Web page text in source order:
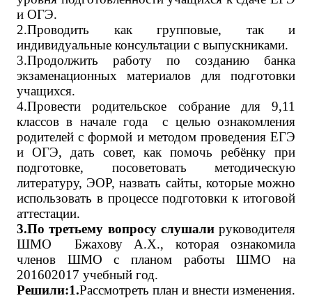
и ОГЭ.
2.Проводить как групповые, так и
индивидуальные консультации с выпускниками.
3.Продолжить работу по созданию банка
экзаменационных материалов для подготовки
учащихся.
4.Провести родительское собрание для 9,11
классов в начале года с целью ознакомления
родителей с формой и методом проведения ЕГЭ
и ОГЭ, дать совет, как помочь ребёнку при
подготовке, посоветовать методическую
литературу, ЭОР, назвать сайты, которые можно
использовать в процессе подготовки к итоговой
аттестации.
3.По третьему вопросу слушалируководителя
ШМО Бжахову А.Х., которая ознакомила
членов ШМО с планом работы ШМО на
201602017 учебный год.
Решили:1.Рассмотреть план и внести изменения.